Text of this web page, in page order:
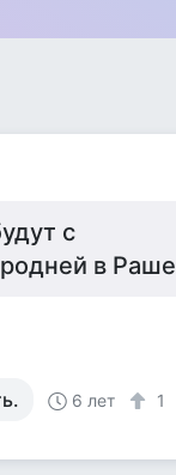
с
в Раше
6 лет 1